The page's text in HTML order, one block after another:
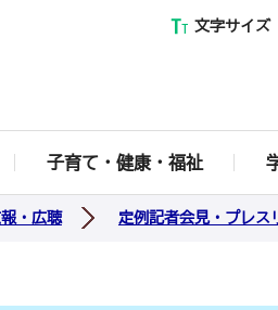
文字サイズ
子育て・健康・福祉
・広聴 定例記者会見・プレス